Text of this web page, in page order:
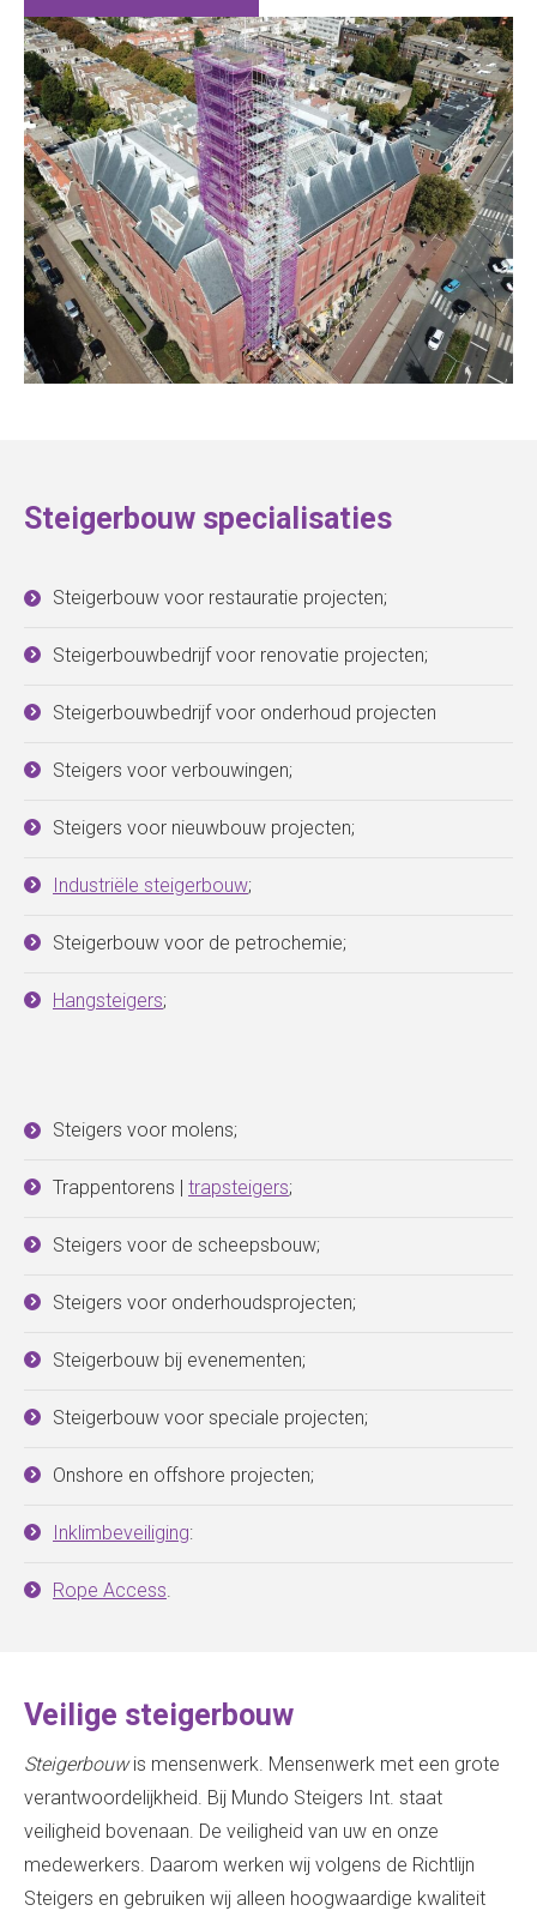
Steigerbouw specialisaties
Steigerbouw voor restauratie projecten;
Steigerbouwbedrijf voor renovatie projecten;
Steigerbouwbedrijf voor onderhoud projecten
Steigers voor verbouwingen;
Steigers voor nieuwbouw projecten;
Industriële steigerbouw;
Steigerbouw voor de petrochemie;
Hangsteigers;
Steigers voor molens;
Trappentorens | trapsteigers;
Steigers voor de scheepsbouw;
Steigers voor onderhoudsprojecten;
Steigerbouw bij evenementen;
Steigerbouw voor speciale projecten;
Onshore en offshore projecten;
Inklimbeveiliging:
Rope Access
Veilige steigerbouw
Steigerbouwis mensenwerk. Mensenwerk met een grote
verantwoordelijkheid. Bij Mundo Steigers Int. staat
veiligheid bovenaan. De veiligheid van uw en onze
medewerkers. Daarom werken wij volgens de Richtlijn
Steigers en gebruiken wij alleen hoogwaardige kwaliteit